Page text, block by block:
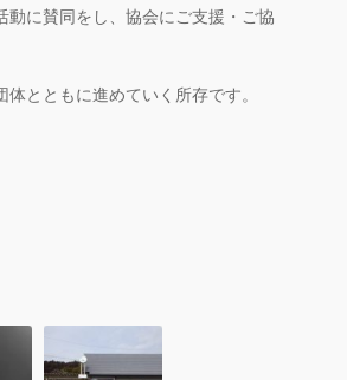
に賛同をし、協会にご支援・ご協
とともに進めていく所存です。